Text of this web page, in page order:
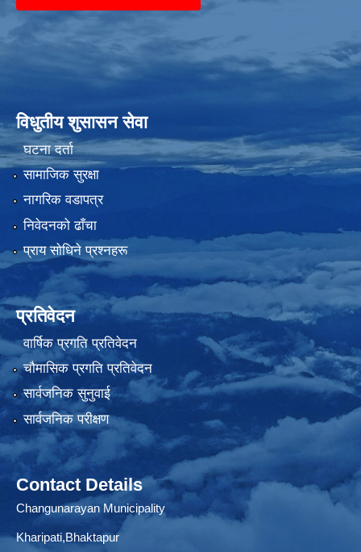
विधुतीय शुसासन सेवा
घटना दर्ता
सामाजिक सुरक्षा
नागरिक वडापत्र
निवेदनको ढाँचा
प्राय साेधिने प्रश्नहरू
प्रतिवेदन
वार्षिक प्रगति प्रतिवेदन
चौमासिक प्रगति प्रतिवेदन
सार्वजनिक सुनुवाई
सार्वजनिक परीक्षण
Contact Details
Changunarayan Municipality
Kharipati,Bhaktapur